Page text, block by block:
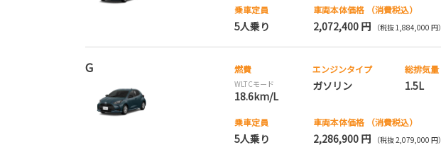
乗車定員
5人乗り
車両本体価格 （消費税込）
2,072,400 円 （税抜 1,884,000 円）
G 燃費
WLTCモード
18.6km/L
エンジンタイプ
ガソリン
総排気量
1.5L
乗車定員
5人乗り
車両本体価格 （消費税込）
2,286,900 円 （税抜 2,079,000 円）